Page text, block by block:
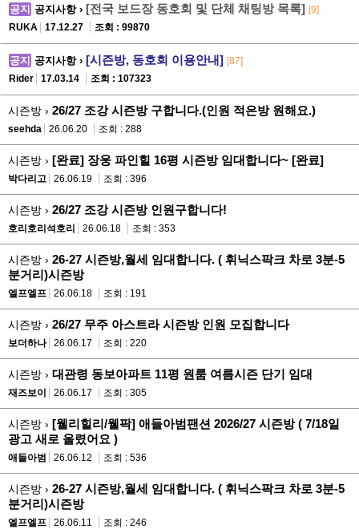
공지 공지사항 › [전국 보드장 동호회 및 단체 채팅방 목록] [9]
RUKA
17.12.27 조회 : 99870
공지 공지사항 › [시즌방, 동호회 이용안내] [87]
Rider
17.03.14 조회 : 107323
시즌방 › 26/27 조강 시즌방 구합니다.(인원 적은방 원해요.)
seehda 26.06.20 조회 : 288
시즌방 › [완료] 장웅 파인힐 16평 시즌방 임대합니다~ [완료]
박다리고 26.06.19 조회 : 396
시즌방 › 26/27 조강 시즌방 인원구합니다!
호리호리석호리 26.06.18 조회 : 353
시즌방 › 26-27 시즌방,월세 임대합니다. ( 휘닉스팍크 차로 3분-5
분거리)시즌방
엘프엘프 26.06.18 조회 : 191
시즌방 › 26/27 무주 아스트라 시즌방 인원 모집합니다
보더하나 26.06.17 조회 : 220
시즌방 › 대관령 동보아파트 11평 원룸 여름시즌 단기 임대
재즈보이 26.06.17 조회 : 305
시즌방 › [웰리힐리/웰팍] 애들아범팬션 2026/27 시즌방 ( 7/18일
광고 새로 올렸어요 )
애들아범 26.06.12 조회 : 536
시즌방 › 26-27 시즌방,월세 임대합니다. ( 휘닉스팍크 차로 3분-5
분거리)시즌방
엘프엘프 26.06.11 조회 : 246